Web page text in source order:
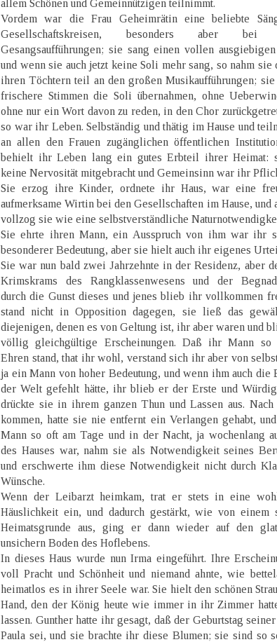
allem Schönen und Gemeinnützigen teilnimmt.
Vordem war die Frau Geheimrätin eine beliebte
Gesellschaftskreisen, besonders aber bei
Gesangsaufführungen; sie sang einen vollen ausgiebigen
und wenn sie auch jetzt keine Soli mehr sang, so nahm sie
ihren Töchtern teil an den großen Musikaufführungen; sie
frischere Stimmen die Soli übernahmen, ohne
ohne nur ein Wort davon zu reden, in den Chor
so war ihr Leben. Selbständig und thätig im Hause und
an allen den Frauen zugänglichen öffentlichen
behielt ihr Leben lang ein gutes Erbteil ihrer Heimat:
keine Nervosität mitgebracht und Gemeinsinn war ihr
Sie erzog ihre Kinder, ordnete ihr Haus, war eine
aufmerksame Wirtin bei den Gesellschaften im Hause, und
vollzog sie wie eine selbstverständliche
Sie ehrte ihren Mann, ein Ausspruch von ihm war ihr
besonderer Bedeutung, aber sie hielt auch ihr eigenes
Sie war nun bald zwei Jahrzehnte in der Residenz, aber
Krimskrams des Rangklassenwesens und der
durch die Gunst dieses und jenes blieb ihr vollkommen
stand nicht in Opposition dagegen, sie ließ das
diejenigen, denen es von Geltung ist, ihr aber waren und
völlig gleichgültige Erscheinungen. Daß ihr Mann so
Ehren stand, that ihr wohl, verstand sich ihr aber von
ja ein Mann von hoher Bedeutung, und wenn ihm auch die
der Welt gefehlt hätte, ihr blieb er der Erste und
drückte sie in ihrem ganzen Thun und Lassen aus. Nach
kommen, hatte sie nie entfernt ein Verlangen gehabt,
Mann so oft am Tage und in der Nacht, ja wochenlang
des Hauses war, nahm sie als Notwendigkeit seines
und erschwerte ihm diese Notwendigkeit nicht durch
Wünsche.
Wenn der Leibarzt heimkam, trat er stets in eine
Häuslichkeit ein, und dadurch gestärkt, wie von einem
Heimatsgrunde aus, ging er dann wieder auf den
unsichern Boden des Hoflebens.
In dieses Haus wurde nun Irma eingeführt. Ihre
voll Pracht und Schönheit und niemand ahnte, wie
heimatlos es in ihrer Seele war. Sie hielt den schönen
Hand, den der König heute wie immer in ihr Zimmer
lassen. Gunther hatte ihr gesagt, daß der Geburtstag
Paula sei, und sie brachte ihr diese Blumen; sie sind so